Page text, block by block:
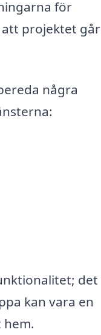
för
att projektet går
några
det
kan vara en